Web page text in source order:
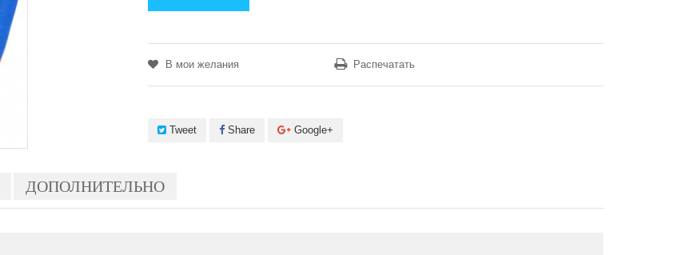
В мои желания Распечатать
Tweet Share Google+
ДОПОЛНИТЕЛЬНО